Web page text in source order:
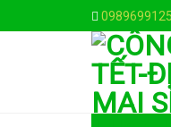
to
0989699125